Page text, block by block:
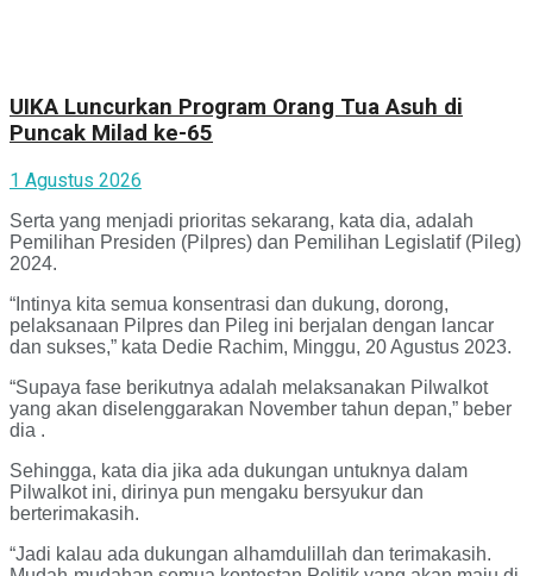
UIKA Luncurkan Program Orang Tua Asuh di
Puncak Milad ke-65
1 Agustus 2026
Serta yang menjadi prioritas sekarang, kata dia, adalah
Pemilihan Presiden (Pilpres) dan Pemilihan Legislatif (Pileg)
2024.
“Intinya kita semua konsentrasi dan dukung, dorong,
pelaksanaan Pilpres dan Pileg ini berjalan dengan lancar
dan sukses,” kata Dedie Rachim, Minggu, 20 Agustus 2023.
“Supaya fase berikutnya adalah melaksanakan Pilwalkot
yang akan diselenggarakan November tahun depan,” beber
dia .
Sehingga, kata dia jika ada dukungan untuknya dalam
Pilwalkot ini, dirinya pun mengaku bersyukur dan
berterimakasih.
“Jadi kalau ada dukungan alhamdulillah dan terimakasih.